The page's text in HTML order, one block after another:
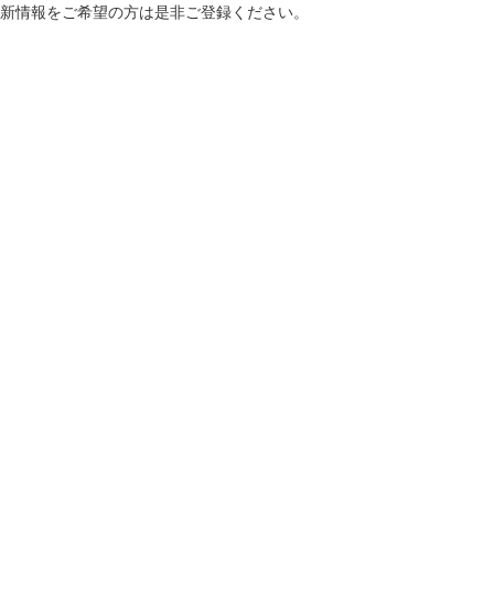
情報をご希望の方は是非ご登録ください。